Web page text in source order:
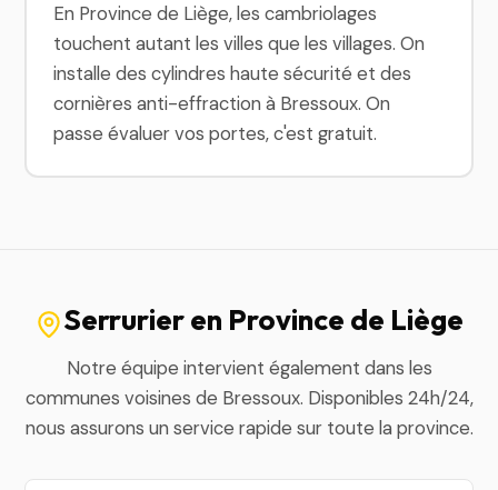
En Province de Liège, les cambriolages
touchent autant les villes que les villages. On
installe des cylindres haute sécurité et des
cornières anti-effraction à Bressoux. On
passe évaluer vos portes, c'est gratuit.
Serrurier en Province de Liège
Notre équipe intervient également dans les
communes voisines de Bressoux. Disponibles 24h/24,
nous assurons un service rapide sur toute la province.